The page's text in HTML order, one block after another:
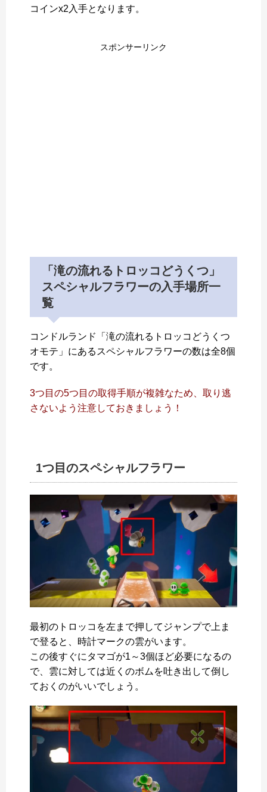
コインx2入手となります。
スポンサーリンク
「滝の流れるトロッコどうくつ」
スペシャルフラワーの入手場所一
覧
コンドルランド「滝の流れるトロッコどうくつ
オモテ」にあるスペシャルフラワーの数は全8個
です。
3つ目の5つ目の取得手順が複雑なため、取り逃
さないよう注意しておきましょう！
1つ目のスペシャルフラワー
最初のトロッコを左まで押してジャンプで上ま
で登ると、時計マークの雲がいます。
この後すぐにタマゴが1～3個ほど必要になるの
で、雲に対しては近くのボムを吐き出して倒し
ておくのがいいでしょう。